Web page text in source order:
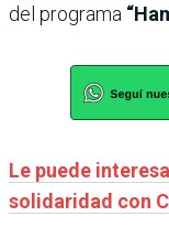
del programa
Le puede
solidaridad con